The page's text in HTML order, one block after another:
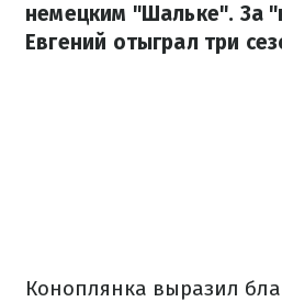
немецким "Шальке". За
Евгений отыграл три
Коноплянка выразил